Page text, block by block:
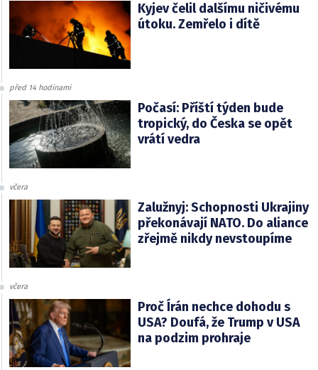
Kyjev čelil dalšímu ničivému
útoku. Zemřelo i dítě
před 14 hodinami
Počasí: Příští týden bude
tropický, do Česka se opět
vrátí vedra
včera
Zalužnyj: Schopnosti Ukrajiny
překonávají NATO. Do aliance
zřejmě nikdy nevstoupíme
včera
Proč Írán nechce dohodu s
USA? Doufá, že Trump v USA
na podzim prohraje